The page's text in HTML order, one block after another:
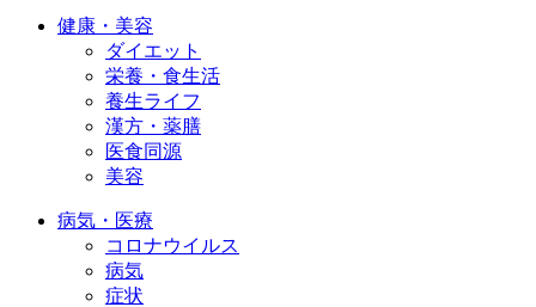
健康・美容
ダイエット
栄養・食生活
養生ライフ
漢方・薬膳
医食同源
美容
病気・医療
コロナウイルス
病気
症状